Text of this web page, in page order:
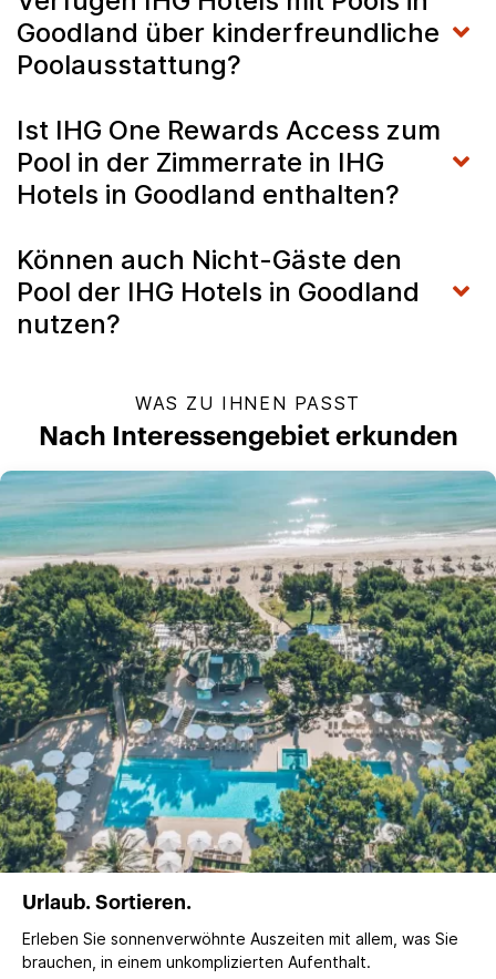
Goodland über kinderfreundliche
Poolausstattung?
Ist IHG One Rewards Access zum
Pool in der Zimmerrate in IHG
Hotels in Goodland enthalten?
Können auch Nicht-Gäste den
Pool der IHG Hotels in Goodland
nutzen?
WAS ZU IHNEN PASST
Nach Interessengebiet erkunden
Urlaub. Sortieren.
Erleben Sie sonnenverwöhnte Auszeiten mit allem, was Sie
brauchen, in einem unkomplizierten Aufenthalt.